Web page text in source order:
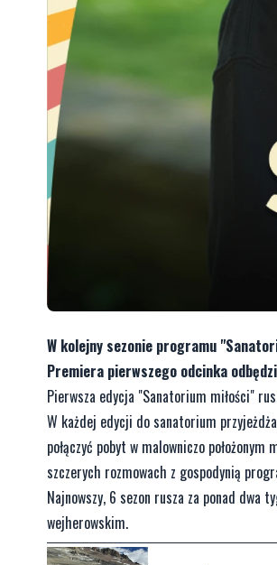
W kolejny sezonie programu
Premiera pierwszego odcinka
Pierwsza edycja "Sanatorium miłości"
W każdej edycji do sanatorium
połączyć pobyt w malowniczo
szczerych rozmowach z gospodynią
Najnowszy, 6 sezon rusza za ponad dwa
wejherowskim.